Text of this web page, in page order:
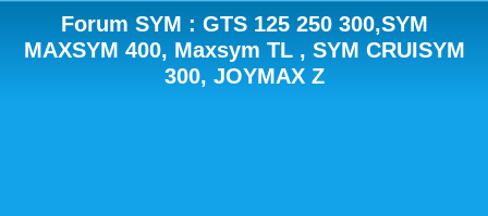
Forum SYM : GTS 125 250 300,SYM
MAXSYM 400, Maxsym TL , SYM CRUISYM
300, JOYMAX Z